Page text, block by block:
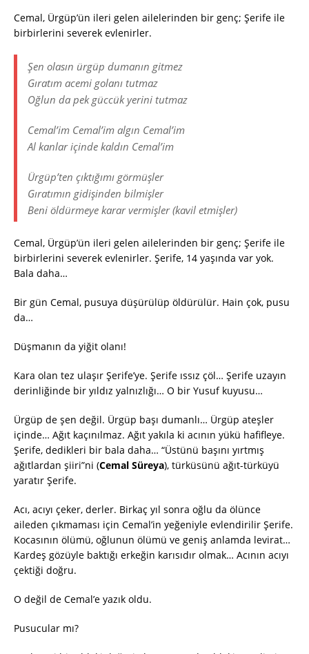
Cemal, Ürgüp’ün ileri gelen ailelerinden bir genç; Şerife ile
birbirlerini severek evlenirler.
Şen olasın ürgüp dumanın gitmez
Gıratım acemi golanı tutmaz
Oğlun da pek güccük yerini tutmaz
Cemal’im Cemal’im algın Cemal’im
Al kanlar içinde kaldın Cemal’im
Ürgüp’ten çıktığımı görmüşler
Gıratımın gidişinden bilmişler
Beni öldürmeye karar vermişler (kavil etmişler)
Cemal, Ürgüp’ün ileri gelen ailelerinden bir genç; Şerife ile
birbirlerini severek evlenirler. Şerife, 14 yaşında var yok.
Bala daha…
Bir gün Cemal, pusuya düşürülüp öldürülür. Hain çok, pusu
da…
Düşmanın da yiğit olanı!
Kara olan tez ulaşır Şerife’ye. Şerife ıssız çöl… Şerife uzayın
derinliğinde bir yıldız yalnızlığı… O bir Yusuf kuyusu…
Ürgüp de şen değil. Ürgüp başı dumanlı… Ürgüp ateşler
içinde… Ağıt kaçınılmaz. Ağıt yakıla ki acının yükü hafifleye.
Şerife, dedikleri bir bala daha… “Üstünü başını yırtmış
ağıtlardan şiiri”ni (Cemal Süreya), türküsünü ağıt-türküyü
yaratır Şerife.
Acı, acıyı çeker, derler. Birkaç yıl sonra oğlu da ölünce
aileden çıkmaması için Cemal’in yeğeniyle evlendirilir Şerife.
Kocasının ölümü, oğlunun ölümü ve geniş anlamda levirat…
Kardeş gözüyle baktığı erkeğin karısıdır olmak… Acının acıyı
çektiği doğru.
O değil de Cemal’e yazık oldu.
Pusucular mı?